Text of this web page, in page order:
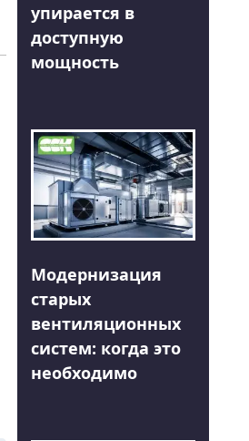
упирается в
доступную
мощность
Модернизация
старых
вентиляционных
систем: когда это
необходимо